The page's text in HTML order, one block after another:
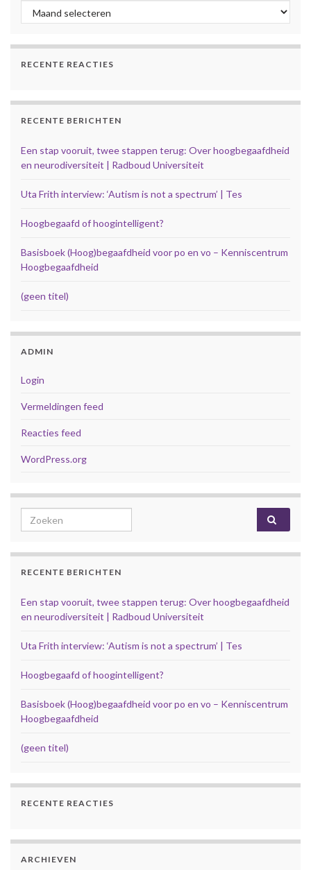
Archief
RECENTE REACTIES
RECENTE BERICHTEN
Een stap vooruit, twee stappen terug: Over hoogbegaafdheid
en neurodiversiteit | Radboud Universiteit
Uta Frith interview: ‘Autism is not a spectrum’ | Tes
Hoogbegaafd of hoogintelligent?
Basisboek (Hoog)begaafdheid voor po en vo – Kenniscentrum
Hoogbegaafdheid
(geen titel)
ADMIN
Login
Vermeldingen feed
Reacties feed
WordPress.org
Search for:
RECENTE BERICHTEN
Een stap vooruit, twee stappen terug: Over hoogbegaafdheid
en neurodiversiteit | Radboud Universiteit
Uta Frith interview: ‘Autism is not a spectrum’ | Tes
Hoogbegaafd of hoogintelligent?
Basisboek (Hoog)begaafdheid voor po en vo – Kenniscentrum
Hoogbegaafdheid
(geen titel)
RECENTE REACTIES
ARCHIEVEN